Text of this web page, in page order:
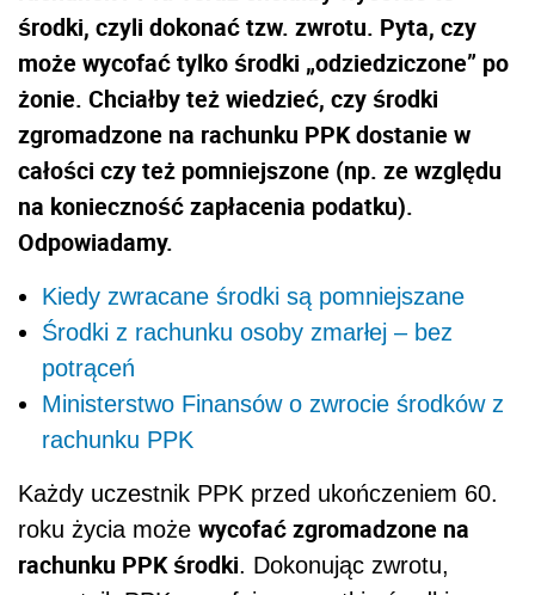
środki, czyli dokonać tzw. zwrotu. Pyta, czy
może wycofać tylko środki „odziedziczone” po
żonie. Chciałby też wiedzieć, czy środki
zgromadzone na rachunku PPK dostanie w
całości czy też pomniejszone (np. ze względu
na konieczność zapłacenia podatku).
Odpowiadamy.
Kiedy zwracane środki są pomniejszane
Środki z rachunku osoby zmarłej – bez
potrąceń
Ministerstwo Finansów o zwrocie środków z
rachunku PPK
Każdy uczestnik PPK przed ukończeniem 60.
roku życia może wycofać zgromadzone na
rachunku PPK środki. Dokonując zwrotu,